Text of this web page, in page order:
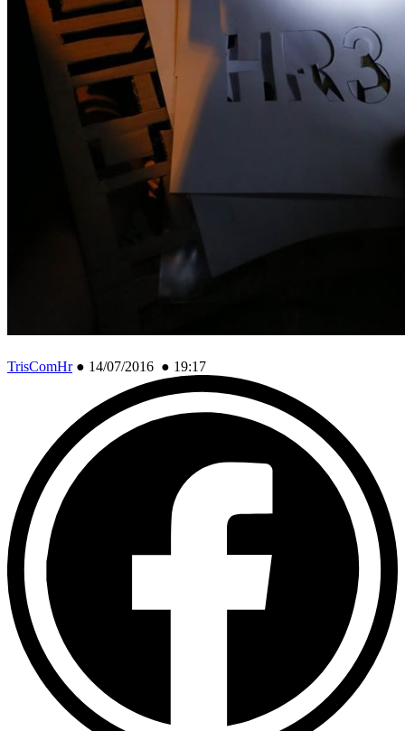
TrisComHr● 14/07/2016 ● 19:17